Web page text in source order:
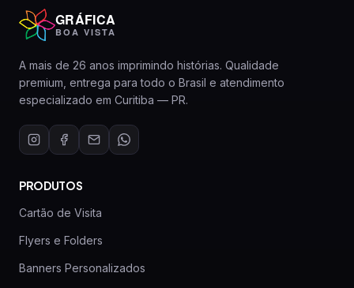
GRÁFICA
BOA VISTA
A mais de 26 anos imprimindo histórias. Qualidade
premium, entrega para todo o Brasil e atendimento
especializado em Curitiba — PR.
PRODUTOS
Cartão de Visita
Flyers e Folders
Banners Personalizados